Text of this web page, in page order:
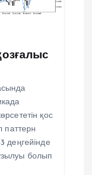
қос
паттерн
деңгейінде
болып